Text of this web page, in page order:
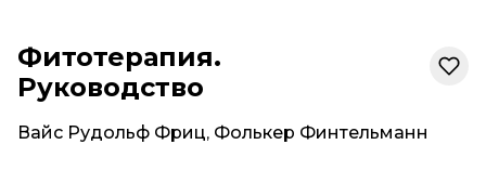
Фитотерапия.
Руководство
Вайс Рудольф Фриц, Фолькер Финтельманн